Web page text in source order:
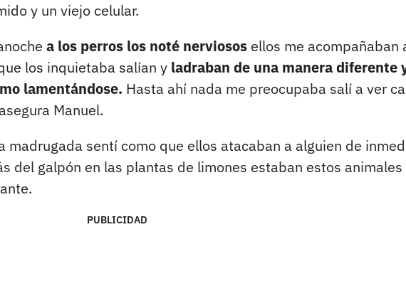
y un viejo celular.
a los perros los noté nerviosos ellos me acompañaban
los inquietaba salían y ladraban de una manera diferente
lamentándose. Hasta ahí nada me preocupaba salí a ver
Manuel.
madrugada sentí como que ellos atacaban a alguien de
del galpón en las plantas de limones estaban estos animales
PUBLICIDAD